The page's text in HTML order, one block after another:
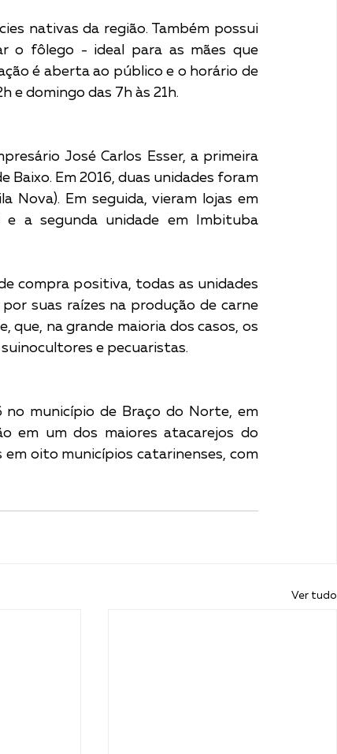
nativas da região. Também possui
o fôlego - ideal para as mães que
é aberta ao público e o horário de
e domingo das 7h às 21h.
José Carlos Esser, a primeira
Baixo. Em 2016, duas unidades foram
Nova). Em seguida, vieram lojas em
e a segunda unidade em Imbituba
compra positiva, todas as unidades
suas raízes na produção de carne
que, na grande maioria dos casos, os
e pecuaristas.
no município de Braço do Norte, em
em um dos maiores atacarejos do
oito municípios catarinenses, com
Ver tudo